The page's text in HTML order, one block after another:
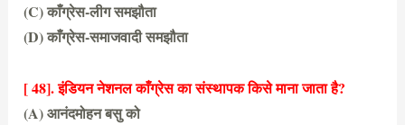
(C) काँग्रेस-लीग समझौता
(D) काँग्रेस-समाजवादी समझौता
[ 48]. इंडियन नेशनल काँग्रेस का संस्थापक किसे माना जाता है?
(A) आनंदमोहन बसु को